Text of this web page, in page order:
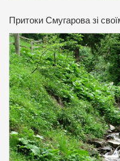
Притоки Смугарова зі